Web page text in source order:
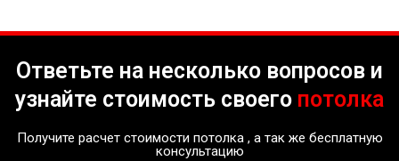
Ответьте на несколько вопросов и
узнайте стоимость своего потолка
Получите расчет стоимости потолка , а так же бесплатную
консультацию